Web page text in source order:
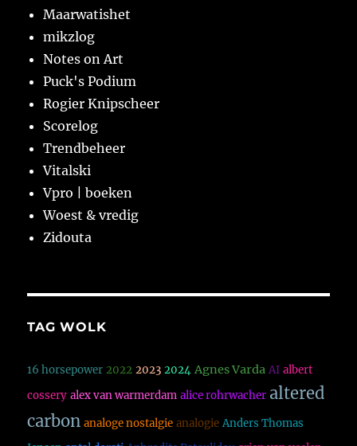
Maarwatishet
mikzlog
Notes on Art
Puck's Podium
Rogier Knipscheer
Scorelog
Trendbeheer
Vitalski
Vpro | boeken
Woest & vredig
Zidouta
TAG WOLK
16 horsepower 2022 2023 2024 Agnes Varda AI albert
cossery alex van warmerdam alice rohrwacher altered
carbon analoge nostalgie analogie Anders Thomas